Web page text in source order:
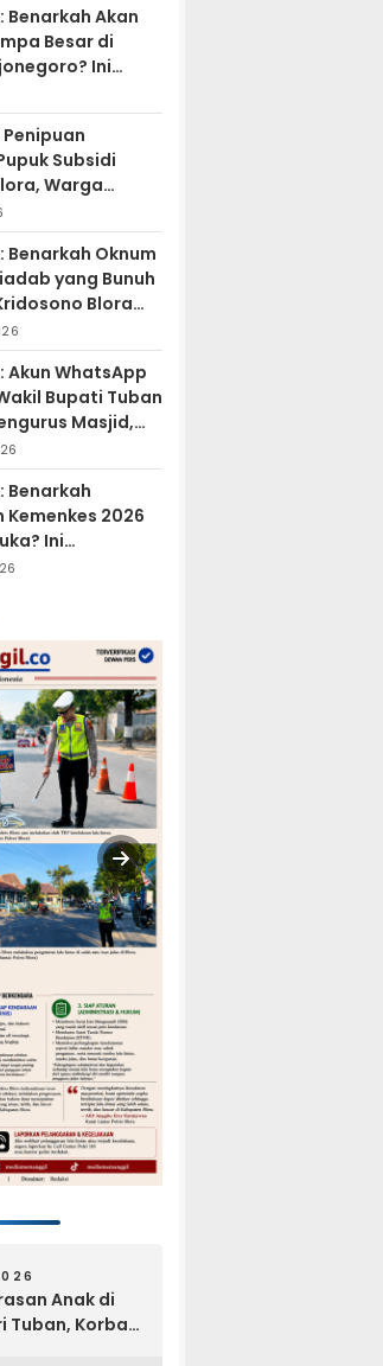
Benarkah Akan
Besar di
Ini
Subsidi
Warga
hati
Benarkah Oknum
yang Bunuh
Blora
Jadi
Akun WhatsApp
Bupati Tuban
Masjid,
Benarkah
Kemenkes 2026
Ini
BKN
Anak di
Tuban, Korban